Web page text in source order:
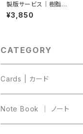
製版サービス｜樹脂版
（0.95mm）｜活版印刷
¥3,850
CATEGORY
Cards | カード
Note Book ｜ ノート